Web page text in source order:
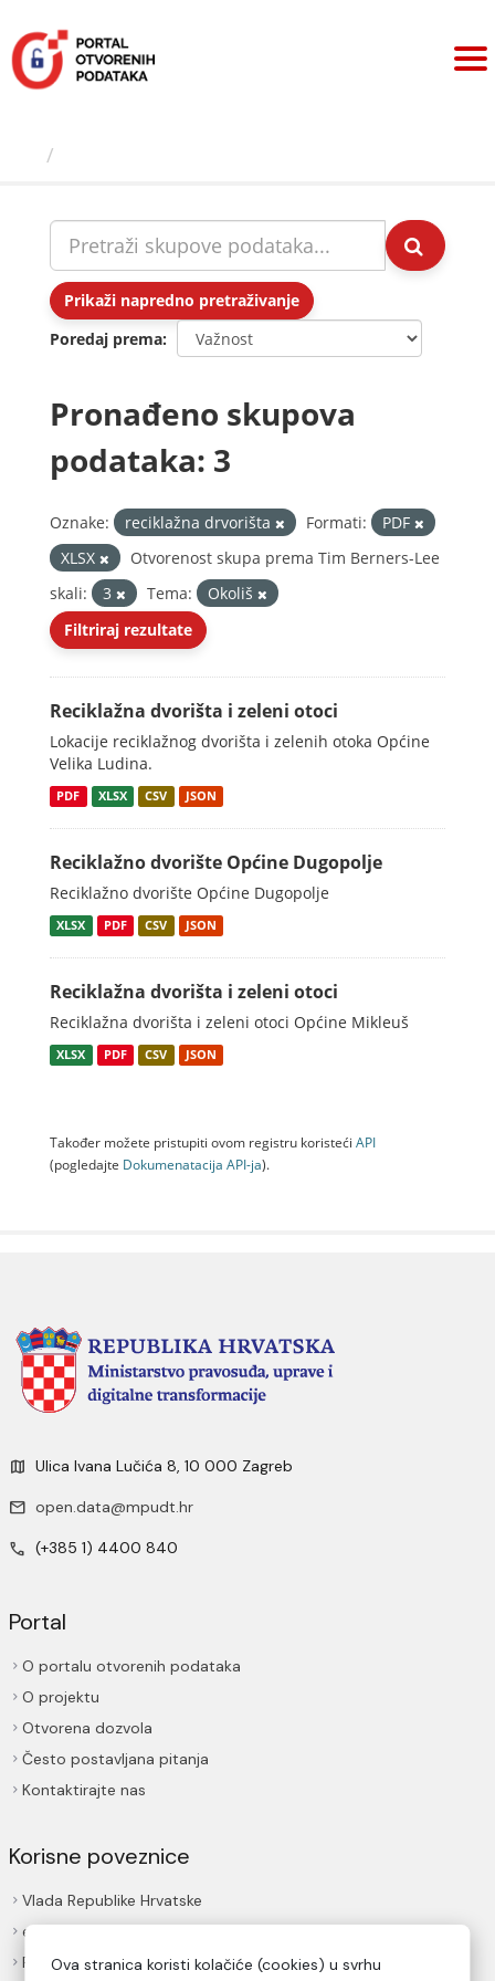
sadržaj
Prikaži napredno pretraživanje
Poredaj prema
Pronađeno skupova
podataka: 3
Oznake: reciklažna drvorišta Formati:
PDF
XLSX
Otvorenost skupa prema Tim Berners-Lee
skali:
3 Tema:
Okoliš
Filtriraj rezultate
Reciklažna dvorišta i zeleni otoci
Lokacije reciklažnog dvorišta i zelenih otoka Općine
Velika Ludina.
PDF XLSX CSV JSON
Reciklažno dvorište Općine Dugopolje
Reciklažno dvorište Općine Dugopolje
XLSX PDF CSV JSON
Reciklažna dvorišta i zeleni otoci
Reciklažna dvorišta i zeleni otoci Općine Mikleuš
XLSX PDF CSV JSON
Također možete pristupiti ovom registru koristeći API
(pogledajte Dokumenаtаcijа API-jа).